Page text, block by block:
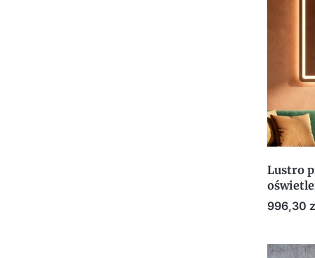
Lustro
Cena
996,30